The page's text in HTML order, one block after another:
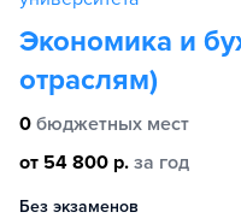
Экономика и
отраслям)
0 бюджетных мест
от 54 800 р. за год
Без экзаменов